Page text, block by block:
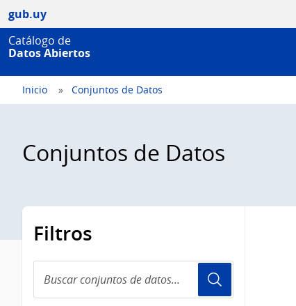
gub.uy
Catálogo de
Datos Abiertos
Inicio Conjuntos de Datos
Conjuntos de Datos
Filtros
conjuntos
de